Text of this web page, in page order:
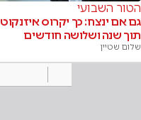
הטור השבועי
גם אם ינצח: כך יקרוס איזנקוט
תוך שנה ושלושה חודשים
שלום שטיין